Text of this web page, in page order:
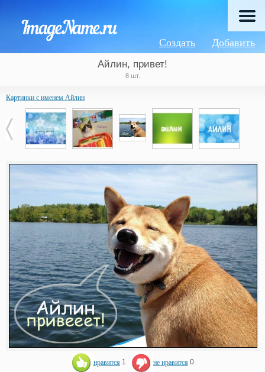
Добавить
Создать
Айлин, привет!
8 шт.
Картинки с именем Айлин
нравится 1 не нравится 0